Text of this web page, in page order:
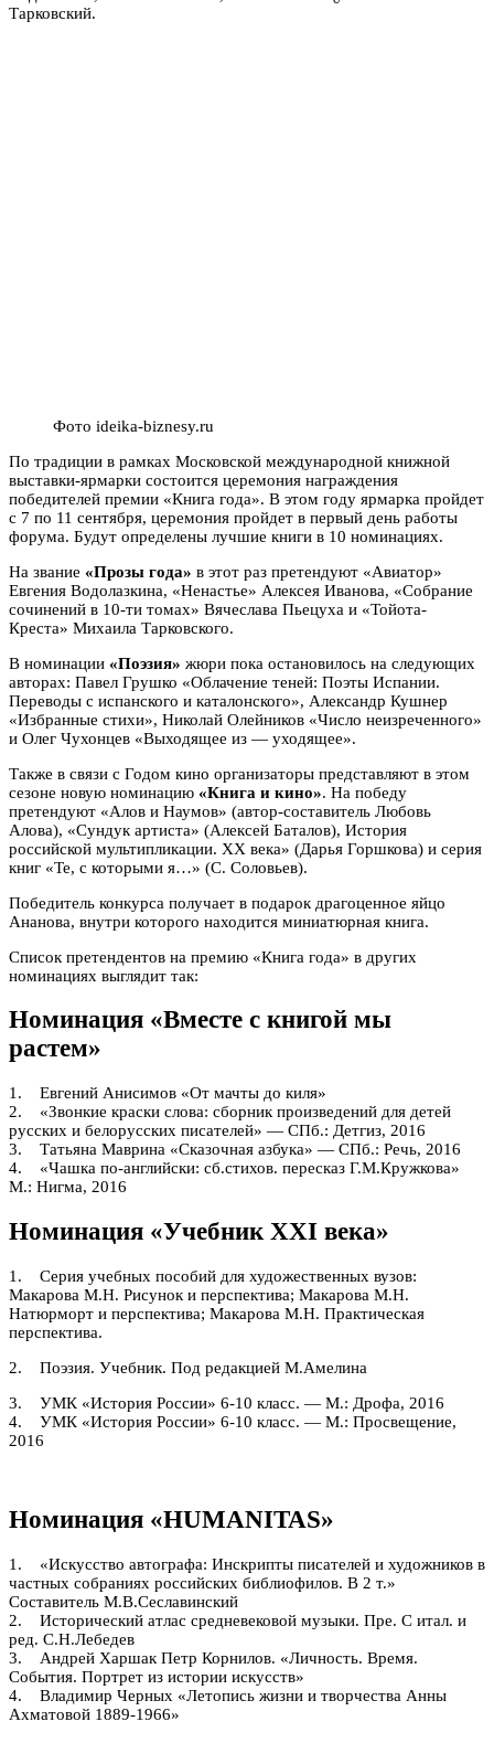
Тарковский.
Фото ideika-biznesy.ru
По традиции в рамках Московской международной книжной
выставки-ярмарки состоится церемония награждения
победителей премии «Книга года». В этом году ярмарка пройдет
с 7 по 11 сентября, церемония пройдет в первый день работы
форума. Будут определены лучшие книги в 10 номинациях.
На звание «Прозы года» в этот раз претендуют «Авиатор»
Евгения Водолазкина, «Ненастье» Алексея Иванова, «Собрание
сочинений в 10-ти томах» Вячеслава Пьецуха и «Тойота-
Креста» Михаила Тарковского.
В номинации «Поэзия» жюри пока остановилось на следующих
авторах: Павел Грушко «Облачение теней: Поэты Испании.
Переводы с испанского и каталонского», Александр Кушнер
«Избранные стихи», Николай Олейников «Число неизреченного»
и Олег Чухонцев «Выходящее из — уходящее».
Также в связи с Годом кино организаторы представляют в этом
сезоне новую номинацию «Книга и кино». На победу
претендуют «Алов и Наумов» (автор-составитель Любовь
Алова), «Сундук артиста» (Алексей Баталов), История
российской мультипликации. ХХ века» (Дарья Горшкова) и серия
книг «Те, с которыми я…» (С. Соловьев).
Победитель конкурса получает в подарок драгоценное яйцо
Ананова, внутри которого находится миниатюрная книга.
Список претендентов на премию «Книга года» в других
номинациях выглядит так:
Номинация «Вместе с книгой мы
растем»
1. Евгений Анисимов «От мачты до киля»
2. «Звонкие краски слова: сборник произведений для детей
русских и белорусских писателей» — СПб.: Детгиз, 2016
3. Татьяна Маврина «Сказочная азбука» — СПб.: Речь, 2016
4. «Чашка по-английски: сб.стихов. пересказ Г.М.Кружкова»
М.: Нигма, 2016
Номинация «Учебник XXI века»
1. Серия учебных пособий для художественных вузов:
Макарова М.Н. Рисунок и перспектива; Макарова М.Н.
Натюрморт и перспектива; Макарова М.Н. Практическая
перспектива.
2. Поэзия. Учебник. Под редакцией М.Амелина
3. УМК «История России» 6-10 класс. — М.: Дрофа, 2016
4. УМК «История России» 6-10 класс. — М.: Просвещение,
2016
Номинация «HUMANITAS»
1. «Искусство автографа: Инскрипты писателей и художников в
частных собраниях российских библиофилов. В 2 т.»
Составитель М.В.Сеславинский
2. Исторический атлас средневековой музыки. Пре. С итал. и
ред. С.Н.Лебедев
3. Андрей Харшак Петр Корнилов. «Личность. Время.
События. Портрет из истории искусств»
4. Владимир Черных «Летопись жизни и творчества Анны
Ахматовой 1889-1966»